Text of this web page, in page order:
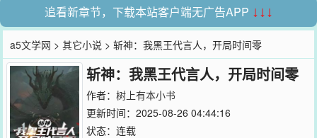
追看新章节，下载本站客户端无广告APP ↓↓↓
a5文学网 >其它小说 > 斩神：我黑王代言人，开局时间零
斩神：我黑王代言人，开局时间零
作者： 树上有本小书
更新时间：2025-08-26 04:44:16
状态：连载